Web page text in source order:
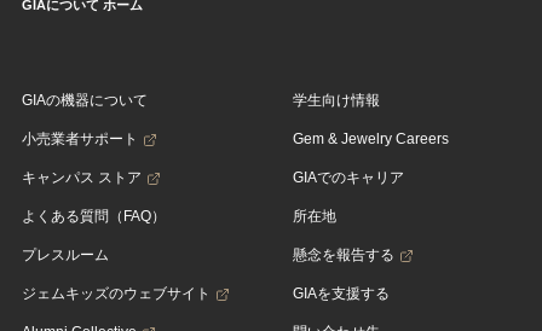
GIAについて ホーム
GIAの機器について
小売業者サポート
キャンパス ストア
よくある質問（FAQ）
プレスルーム
ジェムキッズのウェブサイト
学生向け情報
Gem & Jewelry Careers
GIAでのキャリア
所在地
懸念を報告する
GIAを支援する